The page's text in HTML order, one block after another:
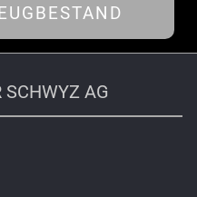
SCHWYZ AG